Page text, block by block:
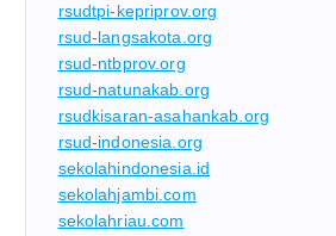
rsudtpi-kepriprov.org
rsud-langsakota.org
rsud-ntbprov.org
rsud-natunakab.org
rsudkisaran-asahankab.org
rsud-indonesia.org
sekolahindonesia.id
sekolahjambi.com
sekolahriau.com